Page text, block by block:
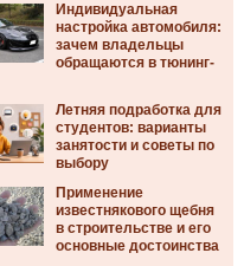
Индивидуальная
настройка автомобиля:
зачем владельцы
обращаются в тюнинг-
Летняя подработка для
студентов: варианты
занятости и советы по
выбору
Применение
известнякового щебня
в строительстве и его
основные достоинства